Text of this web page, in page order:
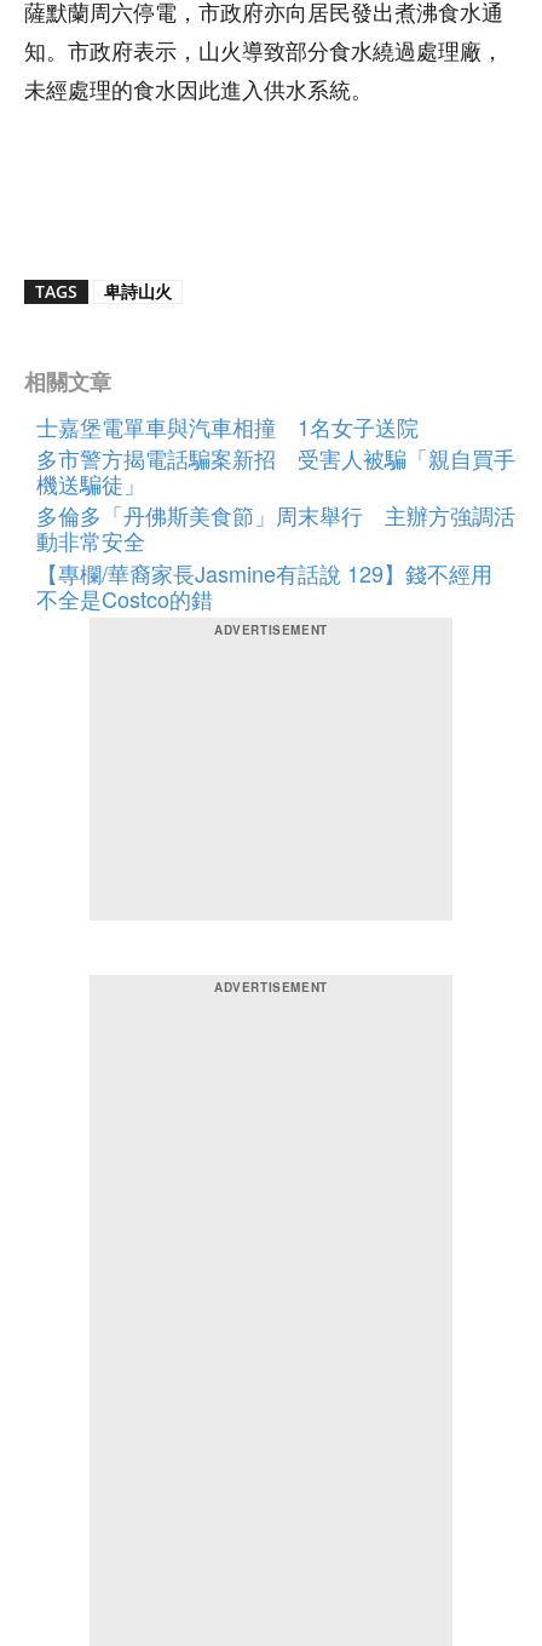
薩默蘭周六停電，市政府亦向居民發出煮沸食水通
知。市政府表示，山火導致部分食水繞過處理廠，
未經處理的食水因此進入供水系統。
TAGS 卑詩山火
相關文章
士嘉堡電單車與汽車相撞 1名女子送院
多市警方揭電話騙案新招 受害人被騙「親自買手
機送騙徒」
多倫多「丹佛斯美食節」周末舉行 主辦方強調活
動非常安全
【專欄/華裔家長Jasmine有話說 129】錢不經用
不全是Costco的錯